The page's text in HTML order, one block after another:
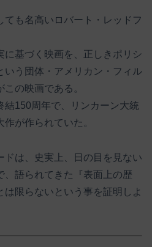
ても名高いロバート・レッドフ
に基づく映画を、正しきポリシ
いう団体・アメリカン・フィル
の映画である。
結150周年で、リンカーン大統
が作られていた。
ドは、史実上、日の目を見ない
、語られてきた『表面上の歴
は限らないという事を証明しよ